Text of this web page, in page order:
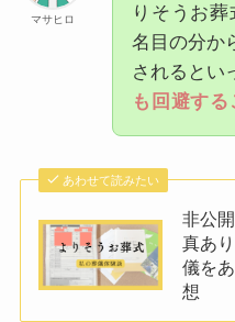
マサヒロ
りそうお
名目の分か
されるとい
も回避する
あわせて読みたい
非公
真あ
儀を
想